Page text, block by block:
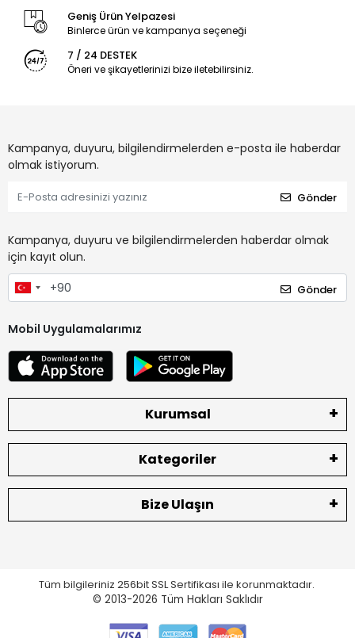
Geniş Ürün Yelpazesi
Binlerce ürün ve kampanya seçeneği
7 / 24 DESTEK
Öneri ve şikayetlerinizi bize iletebilirsiniz.
Kampanya, duyuru, bilgilendirmelerden e-posta ile haberdar
olmak istiyorum.
Gönder
Kampanya, duyuru ve bilgilendirmelerden haberdar olmak
için kayıt olun.
Gönder
Mobil Uygulamalarımız
Kurumsal
Kategoriler
Bize Ulaşın
Tüm bilgileriniz 256bit SSL Sertifikası ile korunmaktadır.
© 2013-2026 Tüm Hakları Saklıdır